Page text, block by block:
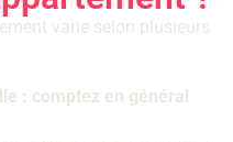
varie selon plusieurs
: comptez en général